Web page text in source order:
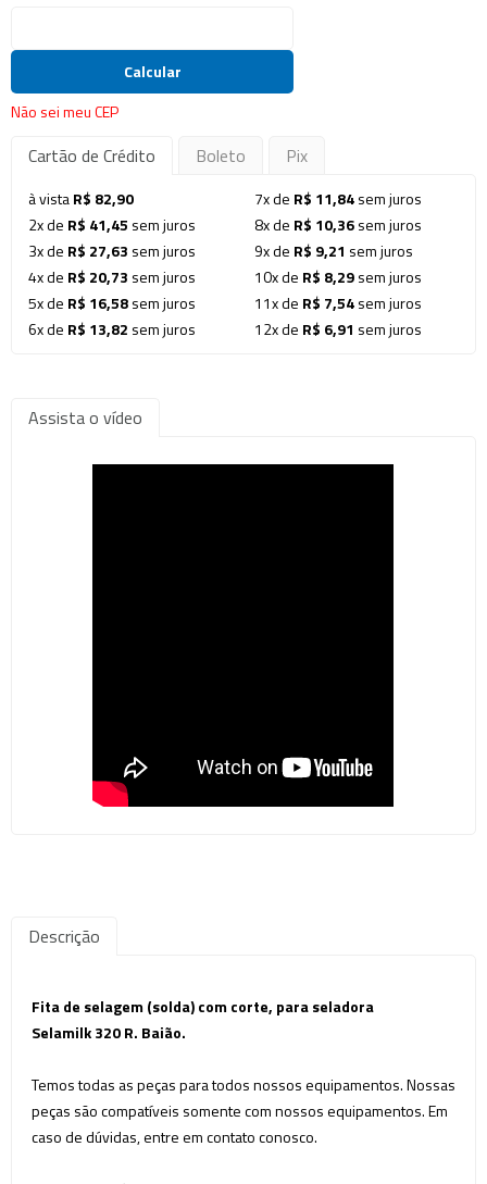
Calcular
Não sei meu CEP
Cartão de Crédito Boleto Pix
à vistaR$ 82,90
2x de R$ 41,45 sem juros
3x de R$ 27,63 sem juros
4x de R$ 20,73 sem juros
5x de R$ 16,58sem juros
6x de R$ 13,82 sem juros
7x de R$ 11,84sem juros
8x de R$ 10,36sem juros
9x de R$ 9,21 sem juros
10x de R$ 8,29sem juros
11x de R$ 7,54sem juros
12x de R$ 6,91 sem juros
Assista o vídeo
Descrição
Fita de selagem (solda) com corte, para seladora
Selamilk 320 R. Baião.
Temos todas as peças para todos nossos equipamentos. Nossas
peças são compatíveis somente com nossos equipamentos. Em
caso de dúvidas, entre em contato conosco.